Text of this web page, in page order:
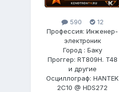
590
12
Профессия: Инженер-
электроник
Город : Баку
Проггер: RT809H. T48
и другие
Осциллограф: HANTEK
2C10 @ HDS272